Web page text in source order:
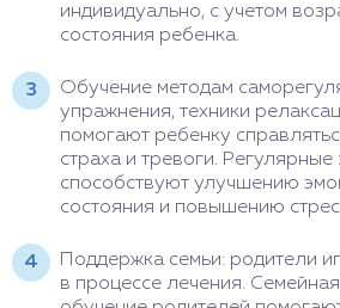
индивидуально, с учетом
состояния ребенка.
Обучение методам
упражнения, техники
помогают ребенку
страха и тревоги. Регулярные
способствуют улучшению
состояния и повышению
Поддержка семьи: родители
в процессе лечения.